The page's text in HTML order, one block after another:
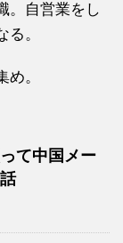
。自営業をし
。
。
て中国メー